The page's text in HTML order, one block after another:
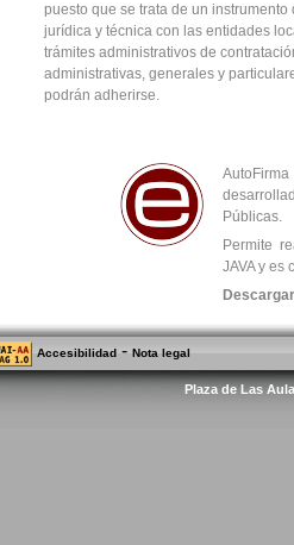
puesto que se trata de un
jurídica y técnica con las entidades
trámites administrativos de
administrativas, generales y
podrán adherirse.
Públicas.
Permite
JAVA y es
Descargar
Accesibilidad - Nota legal
Plaza de Las